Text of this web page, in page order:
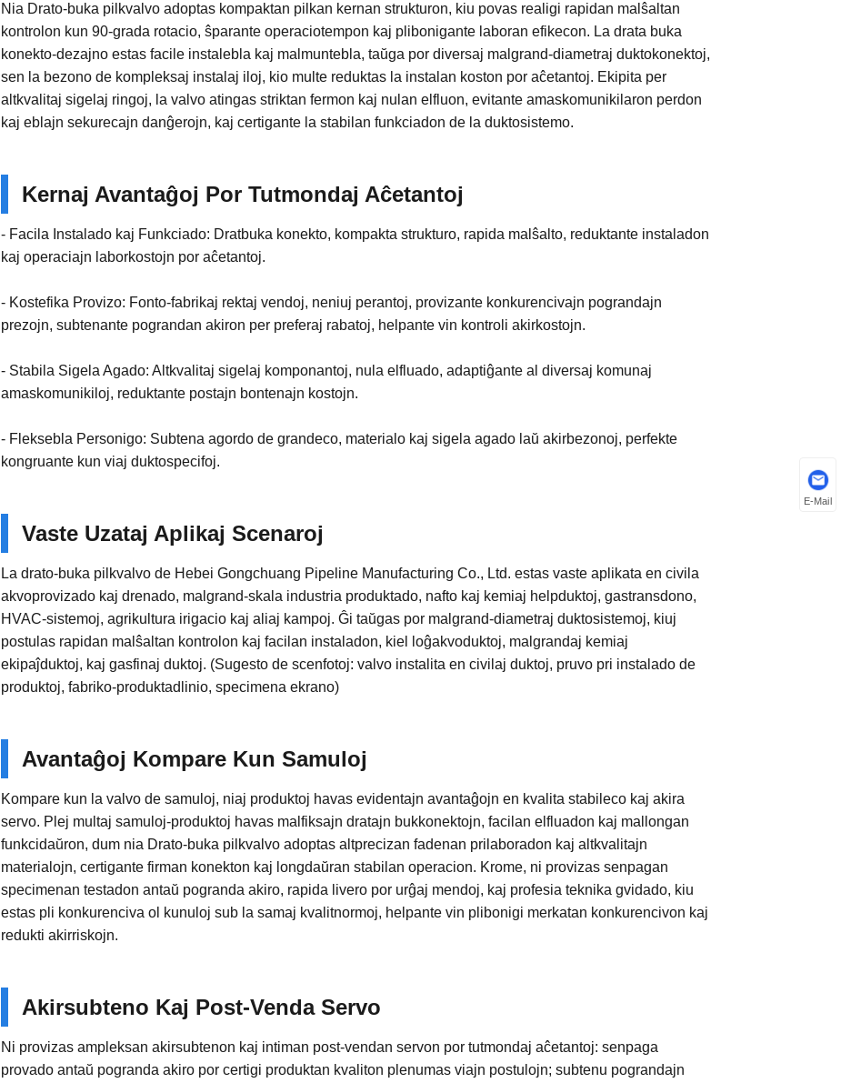
Nia Drato-buka pilkvalvo adoptas kompaktan pilkan kernan strukturon, kiu povas realigi rapidan malŝaltan
kontrolon kun 90-grada rotacio, ŝparante operaciotempon kaj plibonigante laboran efikecon. La drata buka
konekto-dezajno estas facile instalebla kaj malmuntebla, taŭga por diversaj malgrand-diametraj duktokonektoj,
sen la bezono de kompleksaj instalaj iloj, kio multe reduktas la instalan koston por aĉetantoj. Ekipita per
altkvalitaj sigelaj ringoj, la valvo atingas striktan fermon kaj nulan elfluon, evitante amaskomunikilaron perdon
kaj eblajn sekurecajn danĝerojn, kaj certigante la stabilan funkciadon de la duktosistemo.
Kernaj Avantaĝoj Por Tutmondaj Aĉetantoj
- Facila Instalado kaj Funkciado: Dratbuka konekto, kompakta strukturo, rapida malŝalto, reduktante instaladon
kaj operaciajn laborkostojn por aĉetantoj.
- Kostefika Provizo: Fonto-fabrikaj rektaj vendoj, neniuj perantoj, provizante konkurencivajn pograndajn
prezojn, subtenante pograndan akiron per preferaj rabatoj, helpante vin kontroli akirkostojn.
- Stabila Sigela Agado: Altkvalitaj sigelaj komponantoj, nula elfluado, adaptiĝante al diversaj komunaj
amaskomunikiloj, reduktante postajn bontenajn kostojn.
- Fleksebla Personigo: Subtena agordo de grandeco, materialo kaj sigela agado laŭ akirbezonoj, perfekte
kongruante kun viaj duktospecifoj.
Vaste Uzataj Aplikaj Scenaroj
La drato-buka pilkvalvo de Hebei Gongchuang Pipeline Manufacturing Co., Ltd. estas vaste aplikata en civila
akvoprovizado kaj drenado, malgrand-skala industria produktado, nafto kaj kemiaj helpduktoj, gastransdono,
HVAC-sistemoj, agrikultura irigacio kaj aliaj kampoj. Ĝi taŭgas por malgrand-diametraj duktosistemoj, kiuj
postulas rapidan malŝaltan kontrolon kaj facilan instaladon, kiel loĝakvoduktoj, malgrandaj kemiaj
ekipaĵduktoj, kaj gasfinaj duktoj. (Sugesto de scenfotoj: valvo instalita en civilaj duktoj, pruvo pri instalado de
produktoj, fabriko-produktadlinio, specimena ekrano)
Avantaĝoj Kompare Kun Samuloj
Kompare kun la valvo de samuloj, niaj produktoj havas evidentajn avantaĝojn en kvalita stabileco kaj akira
servo. Plej multaj samuloj-produktoj havas malfiksajn dratajn bukkonektojn, facilan elfluadon kaj mallongan
funkcidaŭron, dum nia Drato-buka pilkvalvo adoptas altprecizan fadenan prilaboradon kaj altkvalitajn
materialojn, certigante firman konekton kaj longdaŭran stabilan operacion. Krome, ni provizas senpagan
specimenan testadon antaŭ pogranda akiro, rapida livero por urĝaj mendoj, kaj profesia teknika gvidado, kiu
estas pli konkurenciva ol kunuloj sub la samaj kvalitnormoj, helpante vin plibonigi merkatan konkurencivon kaj
redukti akirriskojn.
Akirsubteno Kaj Post-Venda Servo
Ni provizas ampleksan akirsubtenon kaj intiman post-vendan servon por tutmondaj aĉetantoj: senpaga
provado antaŭ pogranda akiro por certigi produktan kvaliton plenumas viajn postulojn; subtenu pograndajn
E-Mail